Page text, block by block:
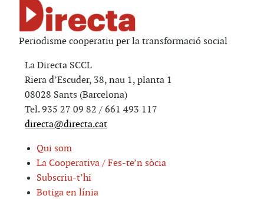
Periodisme cooperatiu per la transformació social
La Directa SCCL
Riera d’Escuder, 38, nau 1, planta 1
08028 Sants (Barcelona)
Tel. 935 27 09 82 / 661 493 117
directa@directa.cat
Qui som
La Cooperativa / Fes-te’n sòcia
Subscriu-t’hi
Botiga en línia